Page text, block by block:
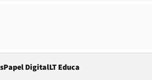
Papel DigitalOpens in new window
LT Educa